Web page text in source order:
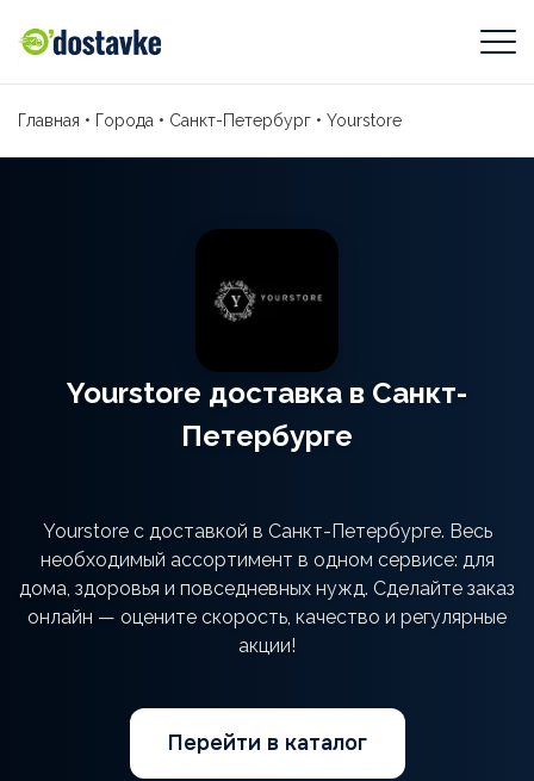
Главная • Города • Санкт-Петербург • Yourstore
Yourstore доставка в Санкт-
Петербурге
Yourstore с доставкой в Санкт-Петербурге. Весь
необходимый ассортимент в одном сервисе: для
дома, здоровья и повседневных нужд. Сделайте заказ
онлайн — оцените скорость, качество и регулярные
акции!
Перейти в каталог